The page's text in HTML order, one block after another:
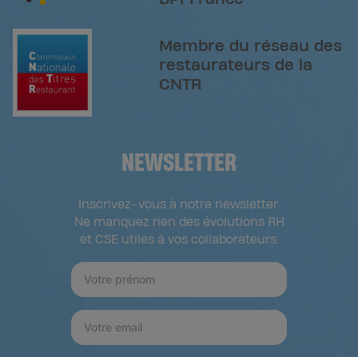
NEWSLETTER
Inscrivez-vous à notre newsletter.
Ne manquez rien des évolutions RH
et CSE utiles à vos collaborateurs.
Membre du réseau des
restaurateurs de la
CNTR